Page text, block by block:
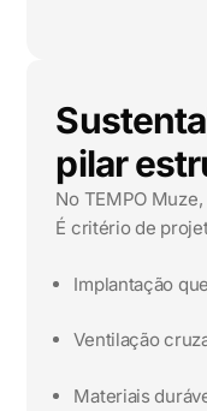
pilar
No TEMPO
É critério de
Implantação
Ventilação
Materiais